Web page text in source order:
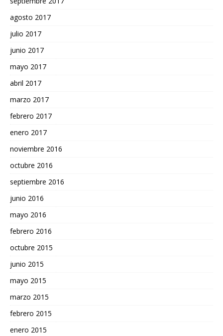
agosto 2017
julio 2017
junio 2017
mayo 2017
abril 2017
marzo 2017
febrero 2017
enero 2017
noviembre 2016
octubre 2016
septiembre 2016
junio 2016
mayo 2016
febrero 2016
octubre 2015
junio 2015
mayo 2015
marzo 2015
febrero 2015
enero 2015